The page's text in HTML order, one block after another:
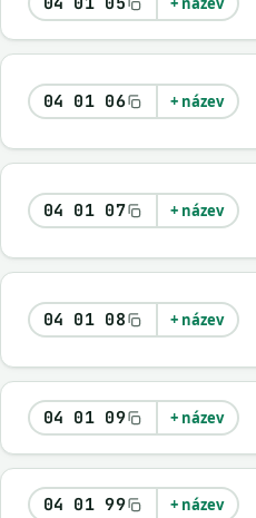
04 01 06 + název
04 01 07 + název
04 01 08 + název
04 01 09 + název
04 01 99 + název